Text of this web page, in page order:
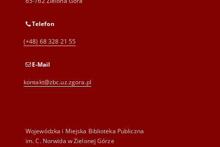
Telefon
(+48) 68 328 21 55
E-Mail
kontakt@zbc.uz.zgora.pl
Wojewódzka i Miejska Biblioteka Publiczna
im. C. Norwida w Zielonej Górze